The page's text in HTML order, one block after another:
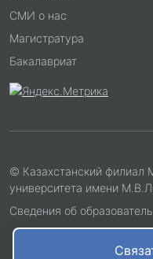
СМИ о нас
Магистратура
Бакалавриат
© Казахстанский филиал
университета имени
Сведения об